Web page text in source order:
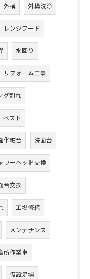
外構 外構洗浄
レンジフード
水回り
リフォーム工事
グ割れ
ベスト
化粧台 洗面台
ワーヘッド交換
台交換
工場修繕
メンテナンス
所作業車
仮設足場